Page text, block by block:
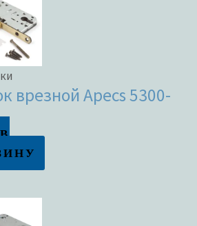
врезной Apecs 5300-
В